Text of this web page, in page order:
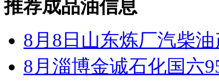
推荐成品油信息
8月8日山东炼厂汽柴
8月淄博金诚石化国六